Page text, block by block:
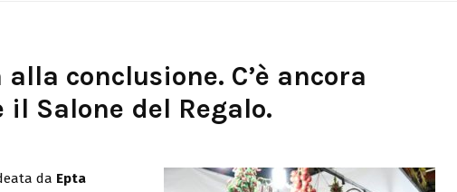
conclusione. C’è ancora
Salone del Regalo.
da Epta